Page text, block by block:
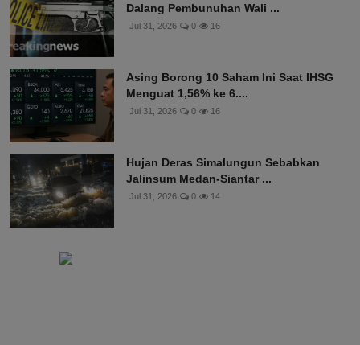
Dalang Pembunuhan Wali ...
Jul 31, 2026 0 16
Asing Borong 10 Saham Ini Saat IHSG
Menguat 1,56% ke 6....
Jul 31, 2026 0 16
Hujan Deras Simalungun Sebabkan
Jalinsum Medan-Siantar ...
Jul 31, 2026 0 14